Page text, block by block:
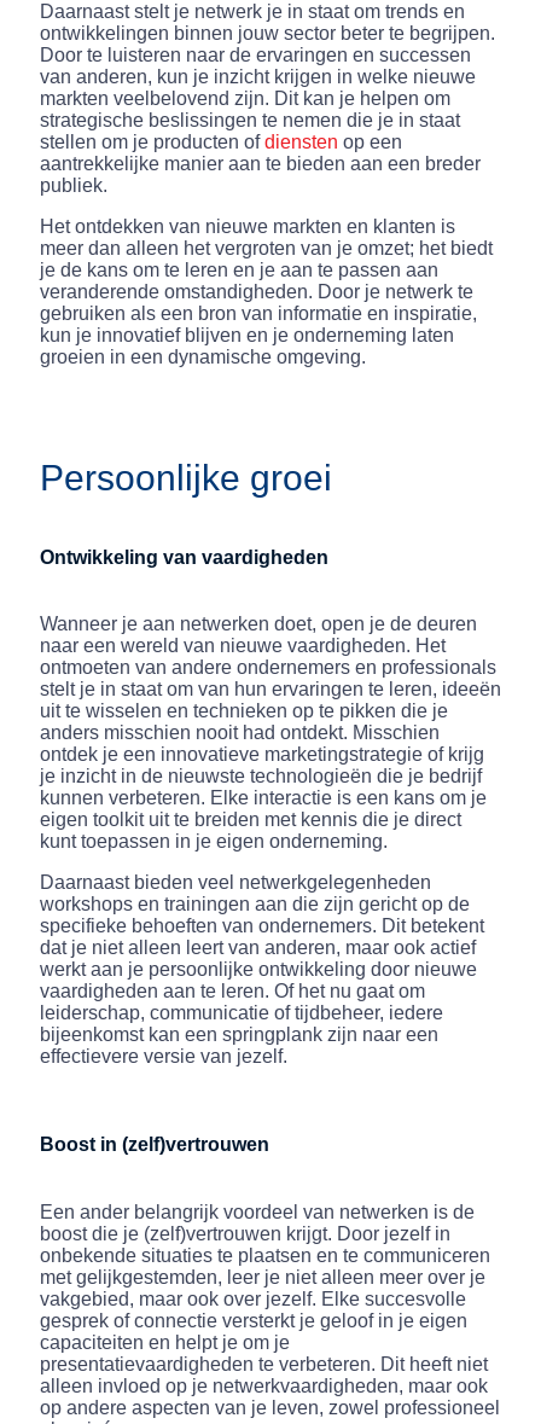
Daarnaast stelt je netwerk je in staat om trends en
ontwikkelingen binnen jouw sector beter te begrijpen.
Door te luisteren naar de ervaringen en successen
van anderen, kun je inzicht krijgen in welke nieuwe
markten veelbelovend zijn. Dit kan je helpen om
strategische beslissingen te nemen die je in staat
stellen om je producten ofdiensten op een
aantrekkelijke manier aan te bieden aan een breder
publiek.
Het ontdekken van nieuwe markten en klanten is
meer dan alleen het vergroten van je omzet; het biedt
je de kans om te leren en je aan te passen aan
veranderende omstandigheden. Door je netwerk te
gebruiken als een bron van informatie en inspiratie,
kun je innovatief blijven en je onderneming laten
groeien in een dynamische omgeving.
Persoonlijke groei
Ontwikkeling van vaardigheden
Wanneer je aan netwerken doet, open je de deuren
naar een wereld van nieuwe vaardigheden. Het
ontmoeten van andere ondernemers en professionals
stelt je in staat om van hun ervaringen te leren, ideeën
uit te wisselen en technieken op te pikken die je
anders misschien nooit had ontdekt. Misschien
ontdek je een innovatieve marketingstrategie of krijg
je inzicht in de nieuwste technologieën die je bedrijf
kunnen verbeteren. Elke interactie is een kans om je
eigen toolkit uit te breiden met kennis die je direct
kunt toepassen in je eigen onderneming.
Daarnaast bieden veel netwerkgelegenheden
workshops en trainingen aan die zijn gericht op de
specifieke behoeften van ondernemers. Dit betekent
dat je niet alleen leert van anderen, maar ook actief
werkt aan je persoonlijke ontwikkeling door nieuwe
vaardigheden aan te leren. Of het nu gaat om
leiderschap, communicatie of tijdbeheer, iedere
bijeenkomst kan een springplank zijn naar een
effectievere versie van jezelf.
Boost in (zelf)vertrouwen
Een ander belangrijk voordeel van netwerken is de
boost die je (zelf)vertrouwen krijgt. Door jezelf in
onbekende situaties te plaatsen en te communiceren
met gelijkgestemden, leer je niet alleen meer over je
vakgebied, maar ook over jezelf. Elke succesvolle
gesprek of connectie versterkt je geloof in je eigen
capaciteiten en helpt je om je
presentatievaardigheden te verbeteren. Dit heeft niet
alleen invloed op je netwerkvaardigheden, maar ook
op andere aspecten van je leven, zowel professioneel